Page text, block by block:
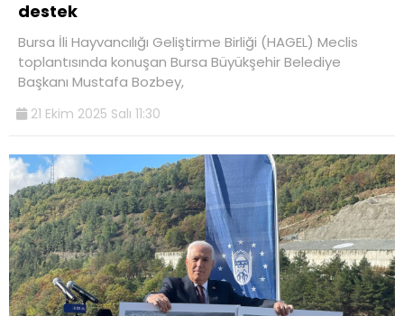
destek
Bursa İli Hayvancılığı Geliştirme Birliği (HAGEL) Meclis
toplantısında konuşan Bursa Büyükşehir Belediye
Başkanı Mustafa Bozbey,
21 Ekim 2025 Salı 11:30